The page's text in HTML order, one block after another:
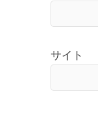
サイト